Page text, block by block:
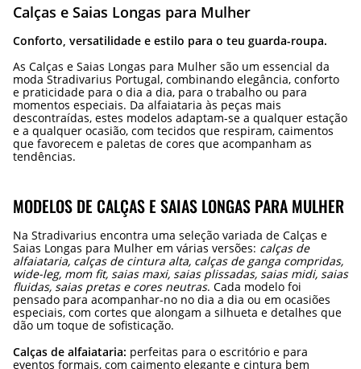
Calças e Saias Longas para Mulher
Conforto, versatilidade e estilo para o teu guarda-roupa.
As Calças e Saias Longas para Mulher são um essencial da
moda Stradivarius Portugal, combinando elegância, conforto
e praticidade para o dia a dia, para o trabalho ou para
momentos especiais. Da alfaiataria às peças mais
descontraídas, estes modelos adaptam-se a qualquer estação
e a qualquer ocasião, com tecidos que respiram, caimentos
que favorecem e paletas de cores que acompanham as
tendências.
MODELOS DE CALÇAS E SAIAS LONGAS PARA MULHER
Na Stradivarius encontra uma seleção variada de Calças e
Saias Longas para Mulher em várias versões: calças de
alfaiataria, calças de cintura alta, calças de ganga compridas,
wide-leg, mom fit, saias maxi, saias plissadas, saias midi, saias
fluidas, saias pretas e cores neutras. Cada modelo foi
pensado para acompanhar-no no dia a dia ou em ocasiões
especiais, com cortes que alongam a silhueta e detalhes que
dão um toque de sofisticação.
Calças de alfaiataria: perfeitas para o escritório e para
eventos formais, com caimento elegante e cintura bem